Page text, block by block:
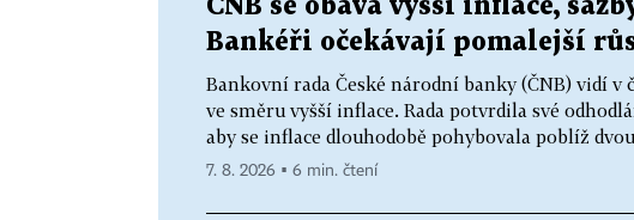
ČNB se obává vyšší inflace,
Bankéři očekávají pomalejší
Bankovní rada České národní banky (ČNB) vidí
ve směru vyšší inflace. Rada potvrdila své
aby se inflace dlouhodobě pohybovala poblíž
7. 8. 2026 ▪ 6 min. čtení